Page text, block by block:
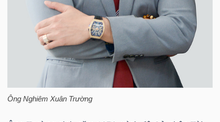
Ông Nghiêm Xuân Trường
ĐÔNG